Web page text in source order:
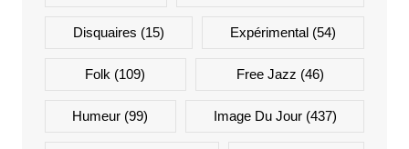
Disquaires (15) Expérimental (54)
Folk (109) Free Jazz (46)
Humeur (99) Image Du Jour(437)